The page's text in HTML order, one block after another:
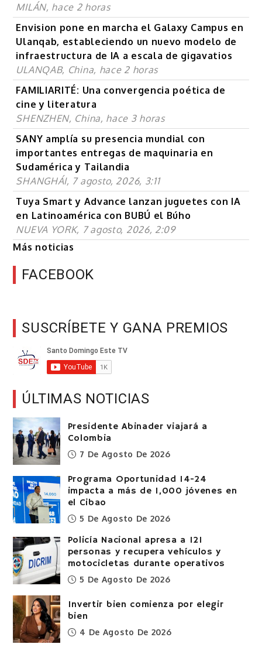
MILÁN, hace 2 horas
Envision pone en marcha el Galaxy Campus en
Ulanqab, estableciendo un nuevo modelo de
infraestructura de IA a escala de gigavatios
ULANQAB, China, hace 2 horas
FAMILIARITÉ: Una convergencia poética de
cine y literatura
SHENZHEN, China, hace 3 horas
SANY amplía su presencia mundial con
importantes entregas de maquinaria en
Sudamérica y Tailandia
SHANGHÁI, 7 agosto, 2026, 3:11
Tuya Smart y Advance lanzan juguetes con IA
en Latinoamérica con BUBÚ el Búho
NUEVA YORK, 7 agosto, 2026, 2:09
Más noticias
FACEBOOK
SUSCRÍBETE Y GANA PREMIOS
ÚLTIMAS NOTICIAS
Presidente Abinader viajará a
Colombia
7 De Agosto De 2026
Programa Oportunidad 14-24
impacta a más de 1,000 jóvenes en
el Cibao
5 De Agosto De 2026
Policía Nacional apresa a 121
personas y recupera vehículos y
motocicletas durante operativos
5 De Agosto De 2026
Invertir bien comienza por elegir
bien
4 De Agosto De 2026